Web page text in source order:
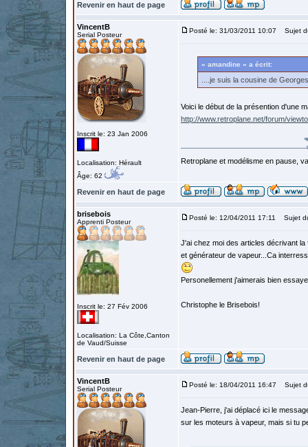
Revenir en haut de page
VincentB
Serial Posteur
Inscrit le: 23 Jan 2006
Localisation: Hérault
Âge: 62
Posté le: 31/03/2011 10:07 Sujet
« amandine » a écrit:
....je suis la cousine de
Voici le début de la présention d'une
http://www.retroplane.net/forum/
Retroplane et modélisme en pause,
Revenir en haut de page
brisebois
Apprenti Posteur
Inscrit le: 27 Fév 2006
Localisation: La Côte,Canton
de Vaud/Suisse
Posté le: 12/04/2011 17:11 Sujet
J'ai chez moi des articles décrivant
et générateur de vapeur...Ca
Personellement j'aimerais bien
Christophe le Brisebois!
Revenir en haut de page
VincentB
Serial Posteur
Posté le: 18/04/2011 16:47 Sujet
Jean-Pierre, j'ai déplacé ici le
sur les moteurs à vapeur, mais si tu